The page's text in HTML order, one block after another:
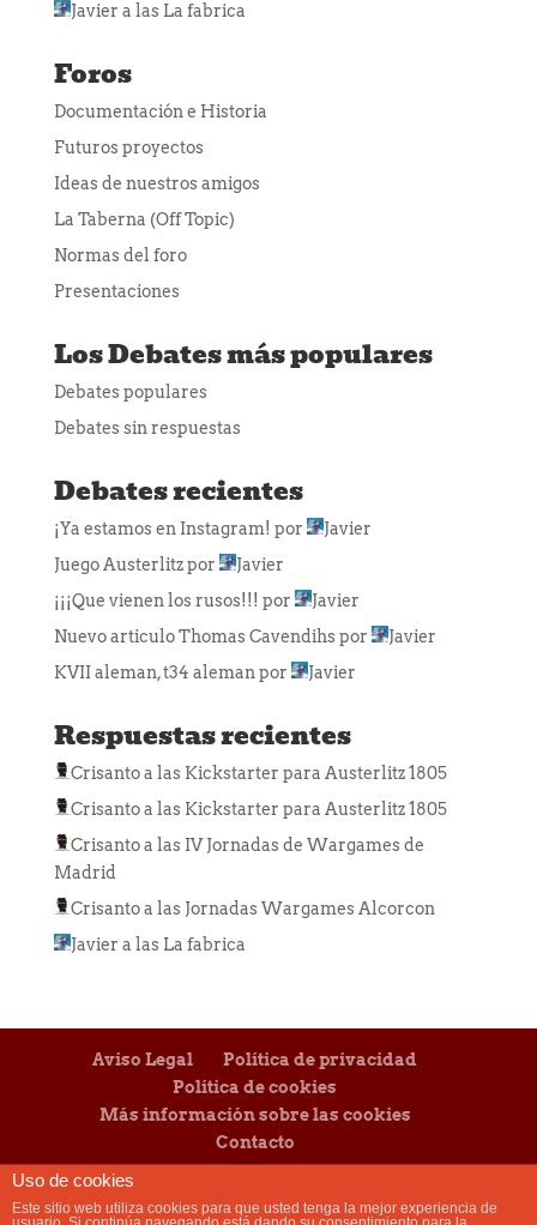
Javier a las La fabrica
Foros
Documentación e Historia
Futuros proyectos
Ideas de nuestros amigos
La Taberna (Off Topic)
Normas del foro
Presentaciones
Los Debates más populares
Debates populares
Debates sin respuestas
Debates recientes
¡Ya estamos en Instagram! por
Javier
Juego Austerlitzpor
Javier
¡¡¡Que vienen los rusos!!! por
Javier
Nuevo articulo Thomas Cavendihspor
Javier
KVII aleman, t34 alemanpor Javier
Respuestas recientes
Crisantoa las Kickstarter para Austerlitz 1805
Crisantoa las Kickstarter para Austerlitz 1805
Crisantoa las IV Jornadas de Wargames de
Madrid
Crisantoa las Jornadas Wargames Alcorcon
Javier a las La fabrica
Aviso Legal
Política de privacidad
Política de cookies
Más información sobre las cookies
Contacto
Uso de cookies
Este sitio web utiliza cookies para que usted tenga la mejor experiencia de